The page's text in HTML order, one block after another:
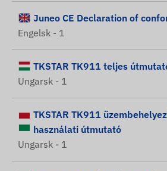
Juneo CE Declaration of
Engelsk - 1
TKSTAR TK911 teljes
Ungarsk - 1
TKSTAR TK911
használati útmutató
Ungarsk - 1